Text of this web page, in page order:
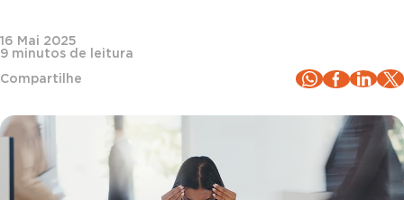
16 Mai 2025
9 minutos de leitura
Compartilhe